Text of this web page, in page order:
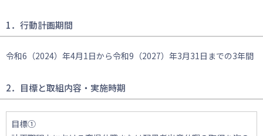
1．行動計画期間
令和6（2024）年4月1日から令和9（2027）年3月31日までの3年間
2．目標と取組内容・実施時期
目標①